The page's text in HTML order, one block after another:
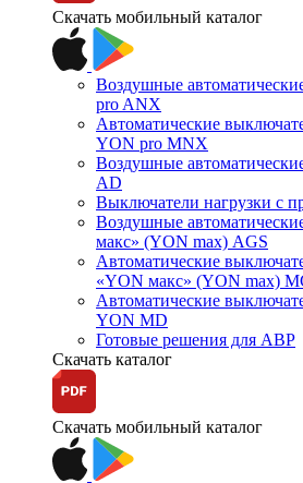
Скачать мобильный каталог
Воздушные
pro ANX
Автоматические
YON pro MNX
Воздушные
AD
Выключатели нагрузки с
Воздушные
макс» (YON max) AGS
Автоматические
«YON макс» (YON max)
Автоматические
YON MD
Готовые решения для АВР
Скачать каталог
Скачать мобильный каталог